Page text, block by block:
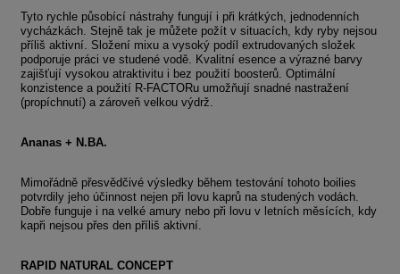
Tyto rychle působící nástrahy fungují i při krátkých, jednodenních
vycházkách. Stejně tak je můžete požít v situacích, kdy ryby nejsou
příliš aktivní. Složení mixu a vysoký podíl extrudovaných složek
podporuje práci ve studené vodě. Kvalitní esence a výrazné barvy
zajišťují vysokou atraktivitu i bez použití boosterů. Optimální
konzistence a použití R-FACTORu umožňují snadné nastražení
(propíchnutí) a zároveň velkou výdrž.
Ananas + N.BA.
Mimořádně přesvědčivé výsledky během testování tohoto boilies
potvrdily jeho účinnost nejen při lovu kaprů na studených vodách.
Dobře funguje i na velké amury nebo při lovu v letních měsících, kdy
kapři nejsou přes den příliš aktivní.
RAPID NATURAL CONCEPT